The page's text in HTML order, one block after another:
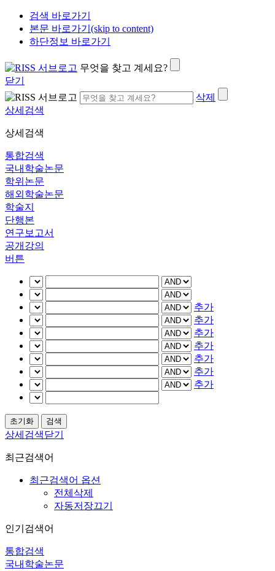
검색 바로가기
본문 바로가기(skip to content)
하단정보 바로가기
무엇을 찾고 계세요?
닫기
삭제
상세검색
상세검색
통합검색
국내학술논문
학위논문
해외학술논문
학술지
단행본
연구보고서
공개강의
버튼
추가
추가
추가
추가
추가
추가
추가
상세검색닫기
최근검색어
최근검색어 옵션
전체삭제
자동저장끄기
인기검색어
통합검색
국내학술논문